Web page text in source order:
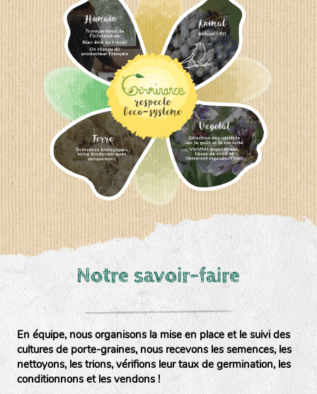
Notre savoir-faire
En équipe, nous organisons la mise en place et le suivi des
cultures de porte-graines, nous recevons les semences, les
nettoyons, les trions, vérifions leur taux de germination, les
conditionnons et les vendons !